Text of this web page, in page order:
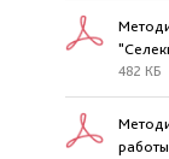
482 КБ